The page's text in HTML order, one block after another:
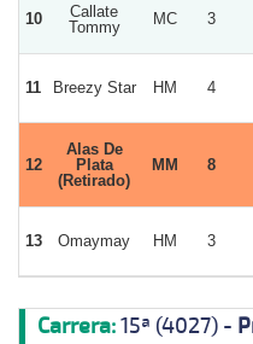
10
Callate
Tommy
MC 3
11 Breezy Star HM 4
12
Alas De
Plata
(Retirado)
MM 8
13 Omaymay HM 3
Carrera:15ª (4027) -